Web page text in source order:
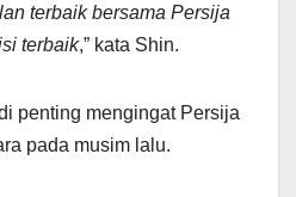
terbaik bersama Persija
terbaik,” kata Shin.
penting mengingat Persija
pada musim lalu.